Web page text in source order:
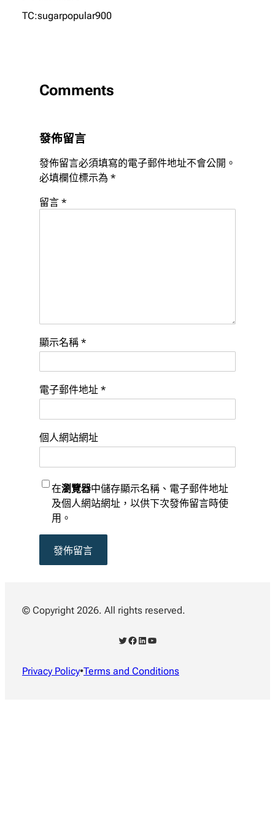
TC:sugarpopular900
Comments
發佈留言
發佈留言必須填寫的電子郵件地址不會公開。
必填欄位標示為 *
留言 *
顯示名稱 *
電子郵件地址 *
個人網站網址
在瀏覽器中儲存顯示名稱、電子郵件地址
及個人網站網址，以供下次發佈留言時使
用。
© Copyright 2026. All rights reserved.
X Facebook LinkedIn YouTube
Privacy Policy•Terms and Conditions